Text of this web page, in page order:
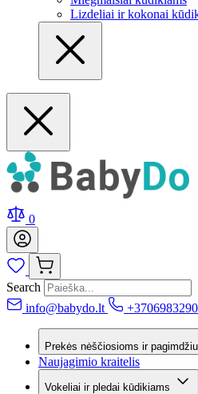
Lizdeliai ir kokonai
0
Search
info@babydo.lt
Prekės nėščiosioms ir
Naujagimio kraitelis
Vokeliai ir pledai kūdikiams